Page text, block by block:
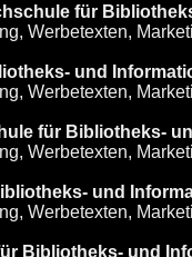
für
Werbetexten,
und
Werbetexten,
für Bibliotheks-
Werbetexten,
und
Werbetexten,
Bibliotheks- und